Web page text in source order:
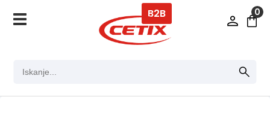
0
B2B